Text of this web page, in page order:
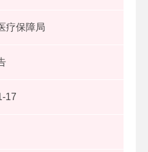
疗保障局
17